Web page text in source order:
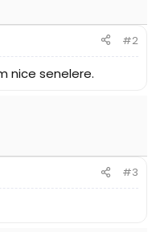
#2
nice senelere.
#3